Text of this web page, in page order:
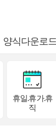
양식다운로드
휴일.휴가.휴
직